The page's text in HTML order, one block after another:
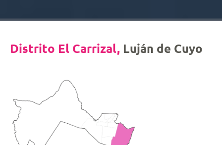
Distrito El Carrizal, Luján de Cuyo